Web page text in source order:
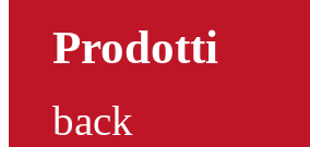
Prodotti
back